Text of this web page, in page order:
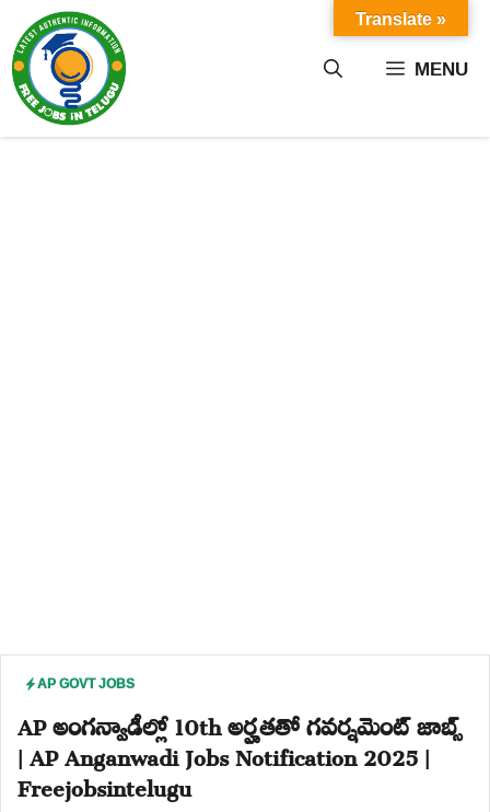
content MENU
AP GOVT JOBS
AP అంగన్వాడీల్లో 10th అర్హతతో గవర్నమెంట్ జాబ్స్
| AP Anganwadi Jobs Notification 2025 |
Freejobsintelugu
Translate »